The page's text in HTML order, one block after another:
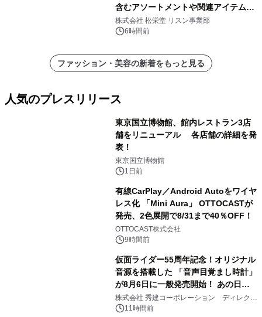
含むアソートメントや関連アイテムを
8月6日発売
株式会社 松栄堂 リスン事業部
6時間前
ファッション・美容の新着をもっと見る
人気のプレスリリース
東京国立博物館、館内レストラン3店
舗をリニューアル 各店舗の詳細を発
表！
東京国立博物館
1日前
有線CarPlay／Android Autoをワイヤ
レス化 「Mini Aura」 OTTOCASTが
発売、2色展開で8/31まで40％OFF！
OTTOCAST株式会社
9時間前
仮面ライダー55周年記念！オリジナル
音源を搭載した 「音声目覚まし時計」
が8月6日に一般発売開始！ あの日の
大興奮が今甦る
株式会社 秀建コーポレーション ディレクト
アートギャラリー
11時間前